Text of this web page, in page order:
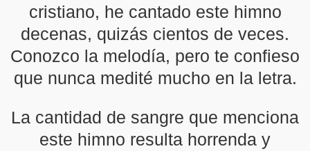
cristiano, he cantado este himno
decenas, quizás cientos de veces.
Conozco la melodía, pero te confieso
que nunca medité mucho en la letra.
La cantidad de sangre que menciona
este himno resulta horrenda y